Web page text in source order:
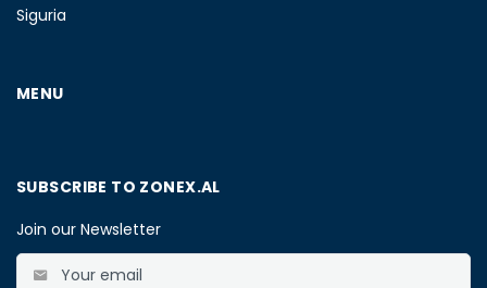
Siguria
MENU
SUBSCRIBE TO ZONEX.AL
Join our Newsletter